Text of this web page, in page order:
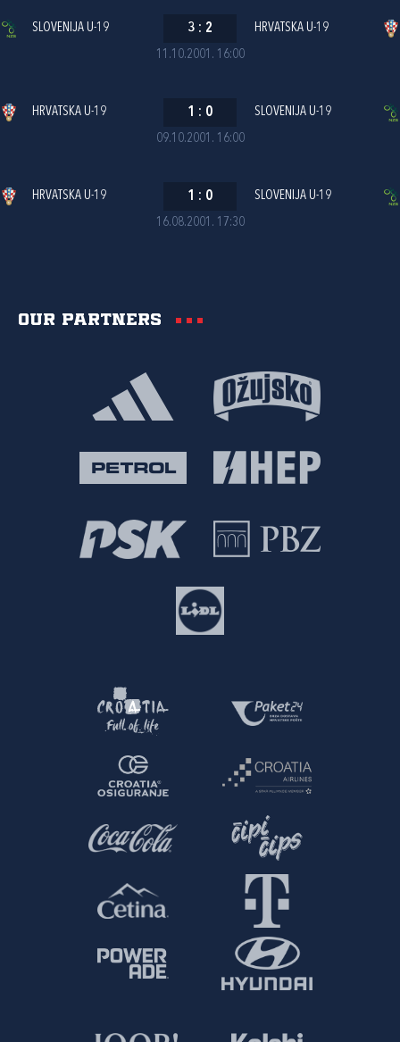
11.10.2001. 16:00
SLOVENIJA U-19 3 : 2 HRVATSKA U-19
09.10.2001. 16:00
HRVATSKA U-19 1 : 0 SLOVENIJA U-19
16.08.2001. 17:30
HRVATSKA U-19 1 : 0 SLOVENIJA U-19
Our partners